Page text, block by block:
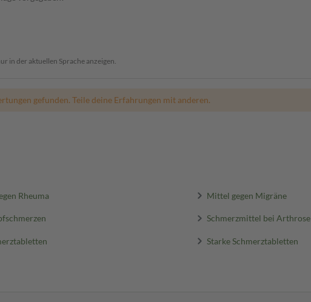
in der aktuellen Sprache anzeigen.
gefunden. Teile deine Erfahrungen mit anderen.
Rheuma Mittel gegen Migräne
Schmerzmittel bei Arthrose
Starke Schmerztabletten